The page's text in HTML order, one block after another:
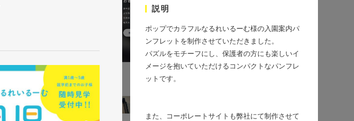
説明
ポップでカラフルなるれいるーむ様の入園案内パ
ンフレットを制作させていただきました。
パズルをモチーフにし、保護者の方にも楽しいイ
メージを抱いていただけるコンパクトなパンフレ
ットです。
また、コーポレートサイトも弊社にて制作させて